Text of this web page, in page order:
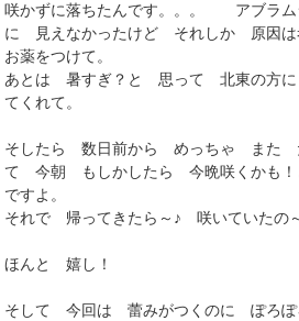
咲かずに落ちたんです。。。 アブラ
に 見えなかったけど それしか 原因は
お薬をつけて。
あとは 暑すぎ？と 思って 北東の方に
てくれて。
そしたら 数日前から めっちゃ また
て 今朝 もしかしたら 今晩咲くかも！
ですよ。
それで 帰ってきたら～♪ 咲いていたの
ほんと 嬉し！
そして 今回は 蕾みがつくのに ぽろぽ